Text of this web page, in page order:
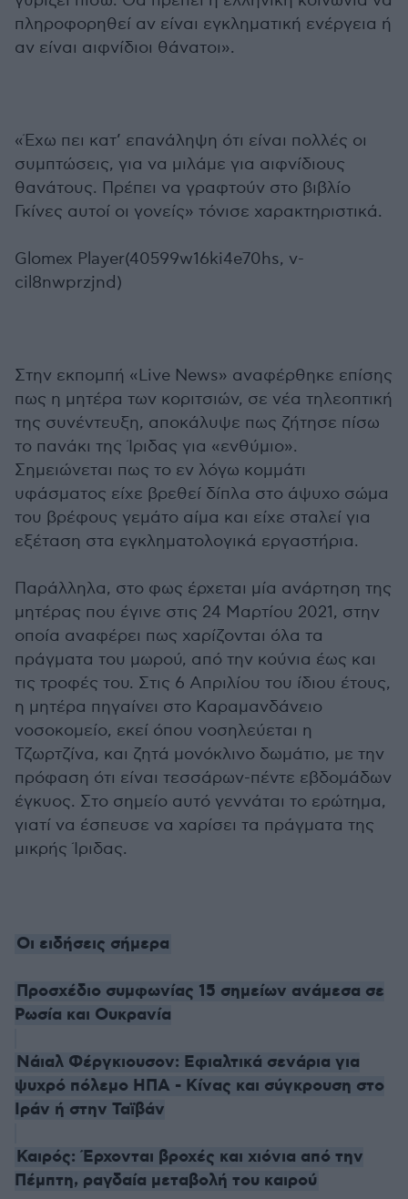
πληροφορηθεί αν είναι εγκληματική ενέργεια ή
αν είναι αιφνίδιοι θάνατοι».
«Έχω πει κατ’ επανάληψη ότι είναι πολλές οι
συμπτώσεις, για να μιλάμε για αιφνίδιους
θανάτους. Πρέπει να γραφτούν στο βιβλίο
Γκίνες αυτοί οι γονείς» τόνισε χαρακτηριστικά.
Glomex Player(40599w16ki4e70hs, v-
cil8nwprzjnd)
Στην εκπομπή «Live News» αναφέρθηκε επίσης
πως η μητέρα των κοριτσιών, σε νέα τηλεοπτική
της συνέντευξη, αποκάλυψε πως ζήτησε πίσω
το πανάκι της Ίριδας για «ενθύμιο».
Σημειώνεται πως το εν λόγω κομμάτι
υφάσματος είχε βρεθεί δίπλα στο άψυχο σώμα
του βρέφους γεμάτο αίμα και είχε σταλεί για
εξέταση στα εγκληματολογικά εργαστήρια.
Παράλληλα, στο φως έρχεται μία ανάρτηση της
μητέρας που έγινε στις 24 Μαρτίου 2021, στην
οποία αναφέρει πως χαρίζονται όλα τα
πράγματα του μωρού, από την κούνια έως και
τις τροφές του. Στις 6 Απριλίου του ίδιου έτους,
η μητέρα πηγαίνει στο Καραμανδάνειο
νοσοκομείο, εκεί όπου νοσηλεύεται η
Τζωρτζίνα, και ζητά μονόκλινο δωμάτιο, με την
πρόφαση ότι είναι τεσσάρων-πέντε εβδομάδων
έγκυος. Στο σημείο αυτό γεννάται το ερώτημα,
γιατί να έσπευσε να χαρίσει τα πράγματα της
μικρής Ίριδας.
Οι ειδήσεις σήμερα
Προσχέδιο συμφωνίας 15 σημείων ανάμεσα σε
Ρωσία και Ουκρανία
Νάιαλ Φέργκιουσον: Εφιαλτικά σενάρια για
ψυχρό πόλεμο ΗΠΑ - Κίνας και σύγκρουση στο
Ιράν ή στην Ταϊβάν
Καιρός: Έρχονται βροχές και χιόνια από την
Πέμπτη, ραγδαία μεταβολή του καιρού